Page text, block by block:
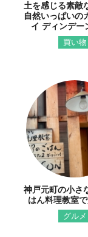
土を感じる素敵
自然いっぱいの
イ ディンデー
買い物
神戸元町の小さ
はん料理教室で
グルメ